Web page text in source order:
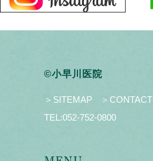
©小早川医院
＞SITEMAP
＞CONTACT
TEL:052-752-0800